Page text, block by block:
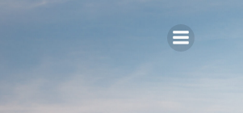
to
content